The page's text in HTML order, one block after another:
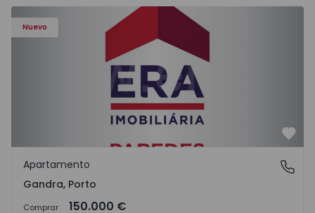
Nuevo
Apartamento T0 Paredes, Gandra - 1575265 - 1
Gandra, Porto
Apartamento
Gandra, Porto
Comprar 150.000 €